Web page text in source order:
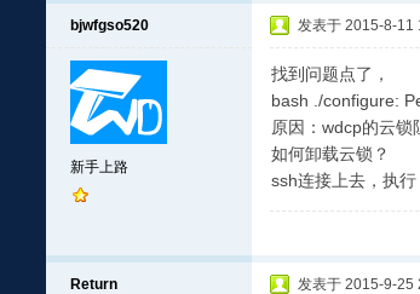
bjwfgso520
新手上路
发表于 2015-8-11
找到问题点了，
bash ./configure:
原因：wdcp的云锁
如何卸载云锁？
ssh连接上去，执
Return 发表于 2015-9-25